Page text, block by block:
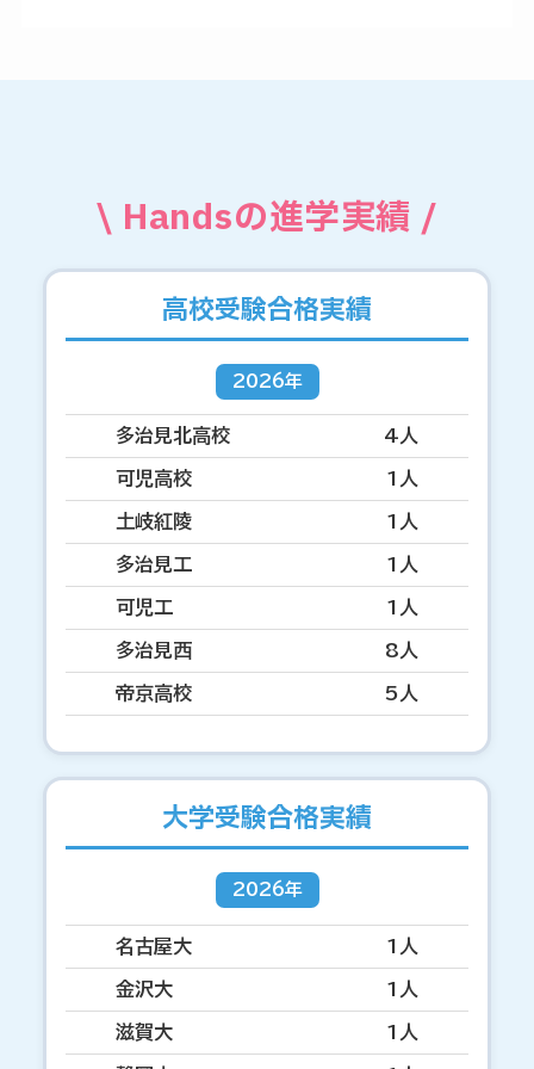
\ Handsの進学実績 /
高校受験合格実績
2026年
多治見北高校 4人
可児高校 1人
土岐紅陵 1人
多治見工 1人
可児工 1人
多治見西 8人
帝京高校 5人
大学受験合格実績
2026年
名古屋大 1人
金沢大 1人
滋賀大 1人